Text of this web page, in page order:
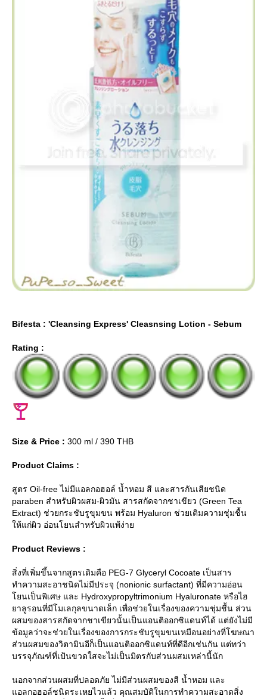
Bifesta : 'Cleansing Express' Cleasnsing Lotion - Sebum
Rating :
Size & Price : 300 ml / 390 THB
Product Claims :
สูตร Oil-free ไม่มีแอลกอฮอล์ น้ำหอม สี และสารกันเสียชนิด
paraben สำหรับผิวผสม-ผิวมัน สารสกัดจากชาเขียว (Green Tea
Extract) ช่วยกระชับรูขุมขน พร้อม Hyaluron ช่วยเติมความชุ่มชื้น
ห้แก่ผิว อ่อนโยนสำหรับผิวแพ้ง่า
Product Reviews :
สิ่งที่เพิ่มขึ้นจากสูตรเดิมคือ PEG-7 Glyceryl Cocoate เป็นสาร
ทำความสะอาชนิดไม่มีประจุ (nonionic surfactant) ที่มีความอ่อน
นเป็นพิเศษ และ Hydroxypropyltrimonium Hyaluronate หรือไฮ
าลูรอนที่มีโมเลกุลขนาดเล็ก เพื่อช่วยในเรื่องของความชุ่มชื้น ส่วน
ผสมของสารสกัดจากชาเขียวนั้นเป็นแอนติออกซิแดนท์ได้ แต่ยังไม่มี
ข้อมูลว่าจะช่วยในเรื่องของการกระชับรูขุมขนเหมือนอย่างที่โฆษณา
ส่วนผสมของวิตามินอีก็เป็นแอนติออกซิแดนท์ที่ดีอีกเช่นกัน แต่ทว่า
บรรจุภัณฑ์ที่เป้นขวดใสจะไม่เป็นมิตรกับส่วนผสมเหล่านี้นัก
นอกจากส่วนผสมที่ปลอดภัย ไม่มีส่วนผสมของสี น้ำหอม และ
อลกอฮอล์ชนิดระเหยไวแล้ว คุณสมบัติในการทำความสะอาดสิ่ง